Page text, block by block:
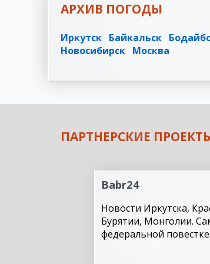
АРХИВ ПОГОДЫ
Иркутск Байкальск
Новосибирск Москва
ПАРТНЕРСКИЕ
Babr24
Новости Иркутска,
Бурятии, Монголии.
федеральной повестке.